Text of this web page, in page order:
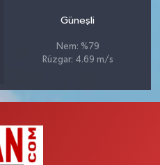
Güneşli
Nem: %79
Rüzgar: 4.69 m/s